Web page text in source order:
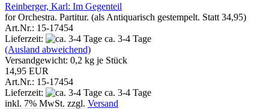
Reinberger, Karl: Im Gegenteil
for Orchestra. Partitur. (als Antiquarisch gestempelt. Statt 34,95)
Art.Nr.: 15-17454
Lieferzeit:
ca. 3-4 Tage
(Ausland abweichend)
Versandgewicht: 0,2 kg je Stück
14,95 EUR
Art.Nr.: 15-17454
Lieferzeit:
ca. 3-4 Tage
inkl. 7% MwSt. zzgl. Versand